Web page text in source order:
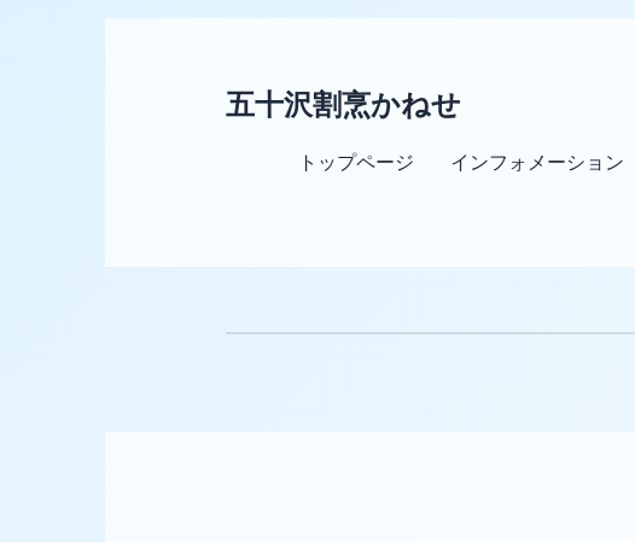
五十沢割烹かねせ
トップページ インフォメーション